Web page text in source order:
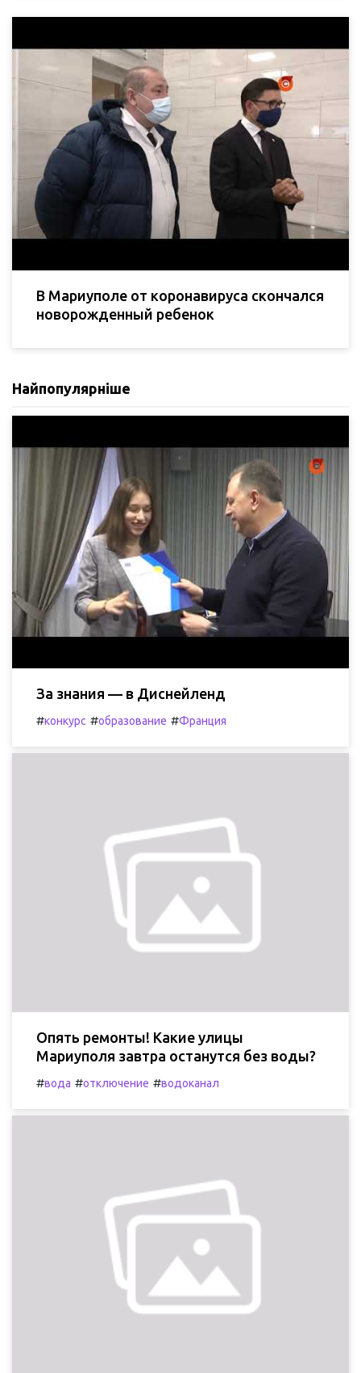
В Мариуполе от коронавируса скончался
новорожденный ребенок
Найпопулярніше
За знания — в Диснейленд
#конкурс #образование #Франция
Опять ремонты! Какие улицы
Мариуполя завтра останутся без воды?
#вода #отключение #водоканал